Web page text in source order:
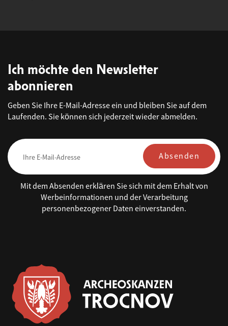
Ich möchte den Newsletter
abonnieren
Geben Sie Ihre E-Mail-Adresse ein und bleiben Sie auf dem
Laufenden. Sie können sich jederzeit wieder abmelden.
Absenden
Mit dem Absenden erklären Sie sich mit dem Erhalt von
Werbeinformationen und der Verarbeitung
personenbezogener Daten einverstanden.